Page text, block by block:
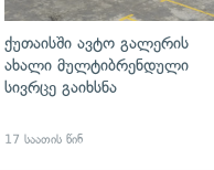
ქუთაისში ავტო გალერის
ახალი მულტიბრენდული
სივრცე გაიხსნა
17 საათის წინ